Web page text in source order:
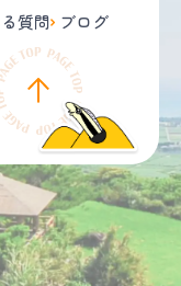
質問 ブログ